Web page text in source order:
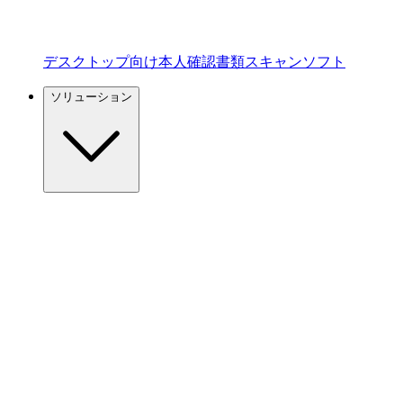
デスクトップ向け本人確認書類スキャンソフト
ソリューション